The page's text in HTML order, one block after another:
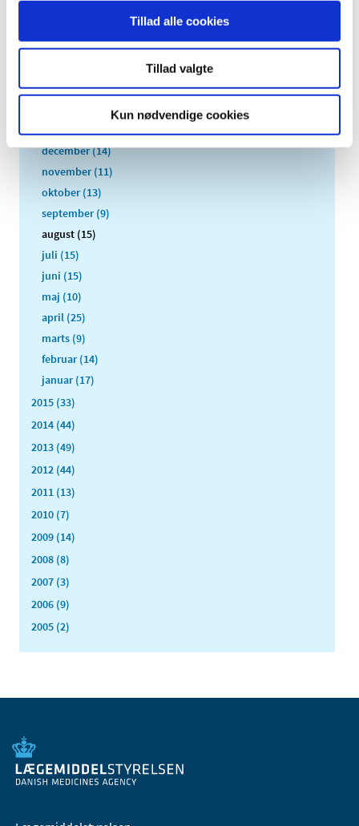
Tillad alle cookies
Tillad valgte
Kun nødvendige cookies
2020 (263)
2018 (150)
2016 (167)
december (14)
november (11)
oktober (13)
september (9)
august (15)
juli (15)
juni (15)
maj (10)
april (25)
marts (9)
februar (14)
januar (17)
2015 (33)
2014 (44)
2013 (49)
2012 (44)
2011 (13)
2010 (7)
2009 (14)
2008 (8)
2007 (3)
2006 (9)
2005 (2)